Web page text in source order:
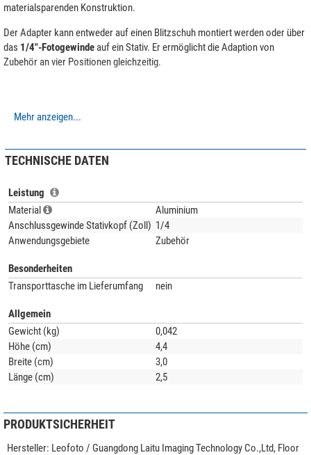
materialsparenden Konstruktion.
Der Adapter kann entweder auf einen Blitzschuh montiert werden oder über
das 1/4"-Fotogewindeauf ein Stativ. Er ermöglicht die Adaption von
Zubehör an vier Positionen gleichzeitig.
Mehr anzeigen...
TECHNISCHE DATEN
Leistung
Material
Aluminium
Anschlussgewinde Stativkopf (Zoll) 1/4
Anwendungsgebiete
Zubehör
Besonderheiten
Transporttasche im Lieferumfang
nein
Allgemein
Gewicht (kg)
0,042
Höhe (cm)
4,4
Breite (cm)
3,0
Länge (cm)
2,5
PRODUKTSICHERHEIT
Hersteller: Leofoto / Guangdong Laitu Imaging Technology Co.,Ltd, Floor